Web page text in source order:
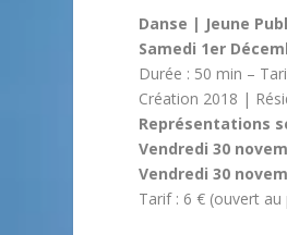
Danse | Jeune
Samedi 1er
Durée : 50 min –
Création 2018 |
Représentations
Vendredi 30
Vendredi 30
Tarif : 6 € (ouvert au